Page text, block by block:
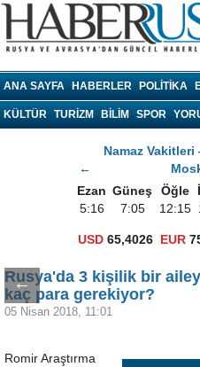
ANA SAYFA HABERLER POLITIKA
KÜLTÜR TURIZM BILIM SPOR
Namaz
←
Ezan Güneş Öğle
5:16
7:05 12:15
USD 65,4026 EUR
←
Rusya'da 3 kişilik bir
kaç para gerekiyor?
05 Nisan 2018, 11:01
Romir Araştırma